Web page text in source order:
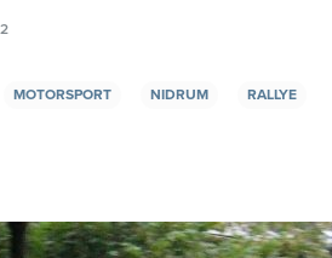
MOTORSPORT NIDRUM
RALLYE